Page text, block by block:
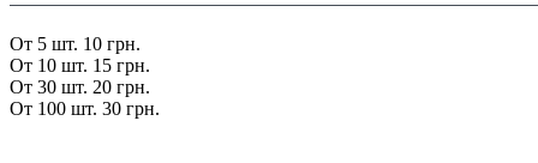
От 5 шт. 10 грн.
От 10 шт. 15 грн.
От 30 шт. 20 грн.
От 100 шт. 30 грн.